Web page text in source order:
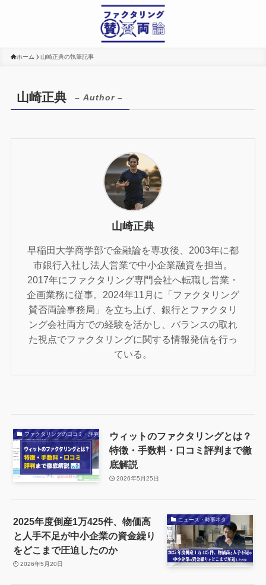
ホーム 山崎正典の執筆記事
山崎正典 – Author –
山崎正典
早稲田大学商学部で金融論を専攻後、2003年に都
市銀行入社し法人営業で中小企業融資を担当。
2017年にファクタリング専門会社へ転職し営業・
企画業務に従事。2024年11月に「ファクタリング
賛否両論事務局」を立ち上げ、銀行とファクタリ
ング会社両方での経験を活かし、バランスの取れ
た視点でファクタリングに関する情報発信を行っ
ている。
ファクタリングの口コミ・評判
ウィットのファクタリングとは？
特徴・手数料・口コミ評判まで徹
底解説
2026年5月25日
ニュース・時事ネタ
2025年度倒産1万425件、物価高
と人手不足が中小企業の資金繰り
をどこまで圧迫したのか
2026年5月20日